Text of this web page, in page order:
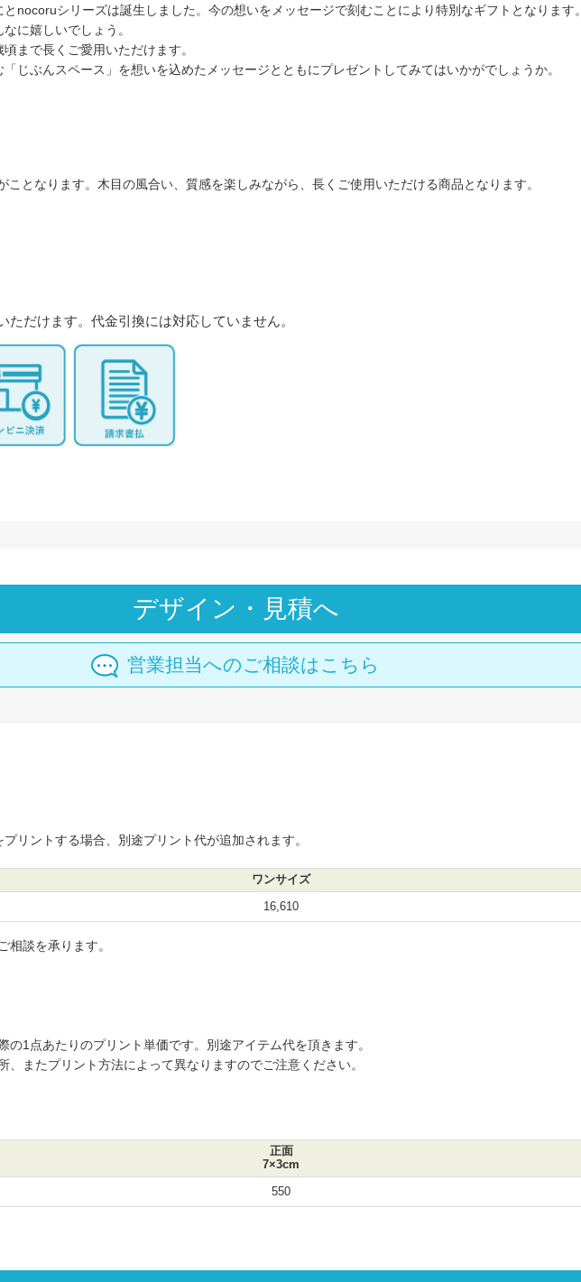
nocoruシリーズは誕生しました。今の想いをメッセージで刻むことにより特別なギフトとなります。
に嬉しいでしょう。
まで長くご愛用いただけます。
じぶんスペース」を想いを込めたメッセージとともにプレゼントしてみてはいかがでしょうか。
となります。木目の風合い、質感を楽しみながら、長くご使用いただける商品となります。
ただけます。代金引換には対応していません。
デザイン・見積へ
営業担当へのご相談はこちら
リントする場合、別途プリント代が追加されます。
ワンサイズ
16,610
相談を承ります。
1点あたりのプリント単価です。別途アイテム代を頂きます。
またプリント方法によって異なりますのでご注意ください。
正面
7×3cm
550